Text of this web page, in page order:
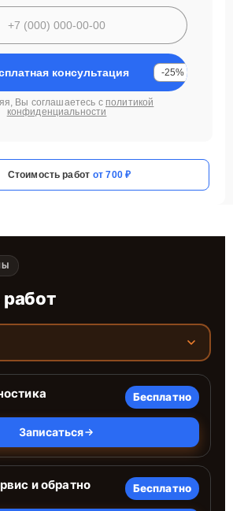
консультация -25%
Вы соглашаетесь с политикой
конфиденциальности
Стоимость работ от 700 ₽
Бесплатно
Записаться
и обратно Бесплатно